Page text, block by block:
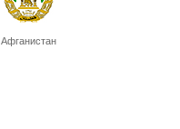
Афганистан